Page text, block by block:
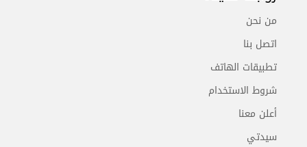
من نحن
اتصل بنا
تطبيقات الهاتف
شروط الاستخدام
أعلن معنا
سيدتي